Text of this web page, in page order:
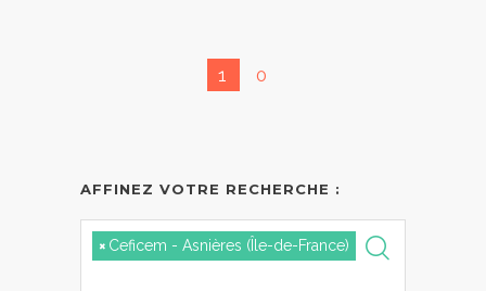
1 0
AFFINEZ VOTRE RECHERCHE :
× Ceficem - Asnières (Île-de-France)